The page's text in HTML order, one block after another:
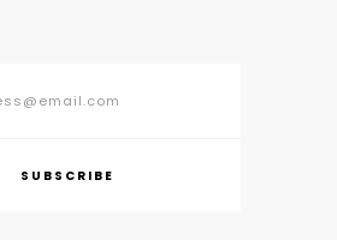
SUBSCRIBE